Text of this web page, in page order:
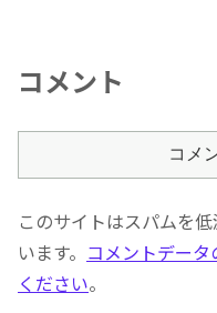
コメント
コメ
このサイトはスパムを
います。 コメントデー
ください。